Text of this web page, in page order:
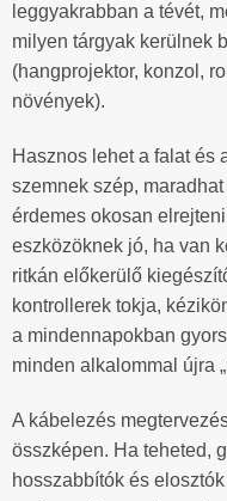
leggyakrabban a tévét,
milyen tárgyak kerülnek
(hangprojektor, konzol,
növények).
Hasznos lehet a falat és
szemnek szép,
érdemes okosan
eszközöknek jó, ha van
ritkán előkerülő
kontrollerek tokja,
a mindennapokban
minden alkalommal újra
A kábelezés
összképen. Ha teheted,
hosszabbítók és